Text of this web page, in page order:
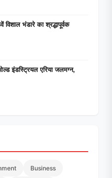
विशाल भंडारे का श्रद्धापूर्वक
इंडस्ट्रियल एरिया जलमग्न,
Business